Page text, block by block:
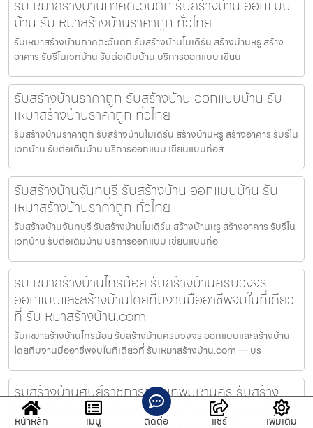
รับเหมาสร้างบ้านภาคตะวันตก รับสร้างบ้าน ออกแบบ
บ้าน รับเหมาสร้างบ้านราคาถูก ทั่วไทย
รับเหมาสร้างบ้านภาคตะวันตก รับสร้างบ้านโมเดิร์น สร้างบ้านหรู สร้าง
อาคาร รับรีโนเวทบ้าน รับต่อเติมบ้าน บริการออกแบบ เขียน
รับสร้างบ้านราคาถูก รับสร้างบ้าน ออกแบบบ้าน รับ
เหมาสร้างบ้านราคาถูก ทั่วไทย
รับสร้างบ้านราคาถูก รับสร้างบ้านโมเดิร์น สร้างบ้านหรู สร้างอาคาร รับรีโน
เวทบ้าน รับต่อเติมบ้าน บริการออกแบบ เขียนแบบก่อส
รับสร้างบ้านจันทบุรี รับสร้างบ้าน ออกแบบบ้าน รับ
เหมาสร้างบ้านราคาถูก ทั่วไทย
รับสร้างบ้านจันทบุรี รับสร้างบ้านโมเดิร์น สร้างบ้านหรู สร้างอาคาร รับรีโน
เวทบ้าน รับต่อเติมบ้าน บริการออกแบบ เขียนแบบก่อ
รับเหมาสร้างบ้านไทรน้อย รับสร้างบ้านครบวงจร
ออกแบบและสร้างบ้านโดยทีมงานมืออาชีพจบในที่เดียว
ที่ รับเหมาสร้างบ้าน.com
รับเหมาสร้างบ้านไทรน้อย รับสร้างบ้านครบวงจร ออกแบบและสร้างบ้าน
โดยทีมงานมืออาชีพจบในที่เดียวที่ รับเหมาสร้างบ้าน.com — บร
รับสร้างบ้านศูนย์ราชการกรุงเทพมหานคร รับสร้าง
บ้าน ออกแบบบ้าน รับเหมาสร้างบ้านราคาถูก ทั่วไทย
หน้าหลัก เมนู ติดต่อ แชร์ เพิ่มเติม